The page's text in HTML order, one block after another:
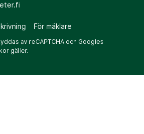
För mäklare
av reCAPTCHA och Googles
gäller.